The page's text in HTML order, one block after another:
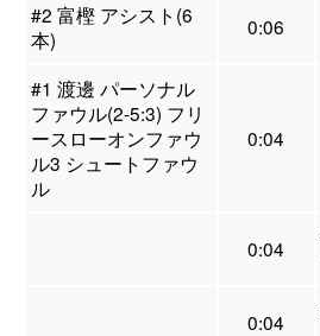
#2 富樫 アシスト(6
本)
0:06
#1 渡邊 パーソナル
ファウル(2-5:3) フリ
ースローオンファウ
ル3 シュートファウ
ル
0:04
0:04
0:04